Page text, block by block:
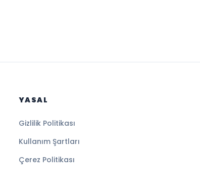
YASAL
Gizlilik Politikası
Kullanım Şartları
Çerez Politikası